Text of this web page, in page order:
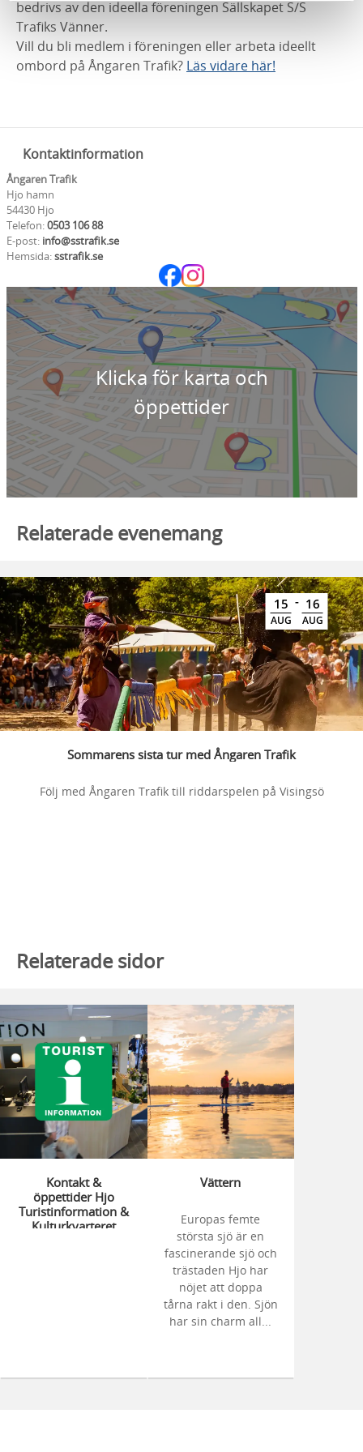
bedrivs av den ideella föreningen Sällskapet S/S
Trafiks Vänner.
Vill du bli medlem i föreningen eller arbeta ideellt
ombord på Ångaren Trafik? Läs vidare här!
Kontaktinformation
Ångaren Trafik
Hjo hamn
54430 Hjo
Telefon:0503 106 88
E-post: info@sstrafik.se
Hemsida:sstrafik.se
Klicka för karta och
öppettider
Relaterade evenemang
15
AUG
- 16
AUG
Sommarens sista tur med Ångaren Trafik
Följ med Ångaren Trafik till riddarspelen på Visingsö
Relaterade sidor
Kontakt &
öppettider Hjo
Turistinformation &
Kulturkvarteret
Vättern
Europas femte
största sjö är en
fascinerande sjö och
trästaden Hjo har
nöjet att doppa
tårna rakt i den. Sjön
har sin charm all...